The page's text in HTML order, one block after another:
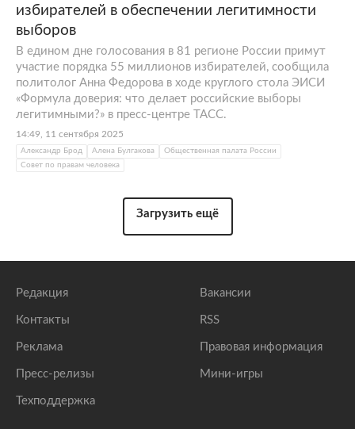
избирателей в обеспечении легитимности
выборов
В едином дне голосования в 81 регионе России примут
участие порядка 55 миллионов избирателей, сообщила
политолог Анна Федорова в ходе круглого стола ЭИСИ
«Формула доверия: что делает российские выборы
легитимными?» в пресс-центре ТАСС.
14:49, 11 сентября 2025
Александр Брод Алена Булгакова
Общественная палата России
Совет по правам человека
Загрузить ещё
Редакция
Контакты
Реклама
Пресс-релизы
Техподдержка
Вакансии
RSS
Правовая информация
Мини-игры